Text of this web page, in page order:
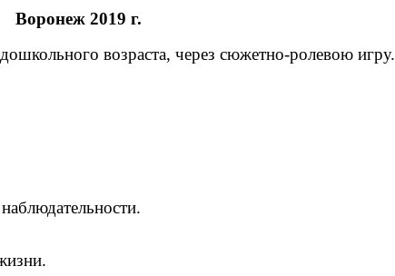
Воронеж 2019 г.
возраста, через сюжетно-ролевою игру.